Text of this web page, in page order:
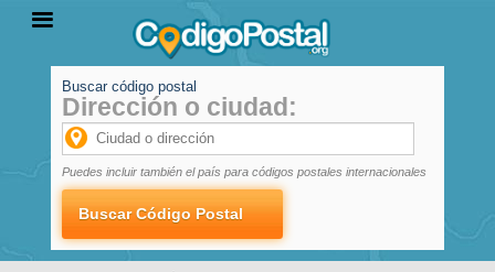
PROVINCIAS
LOCALIDADES
Buscar código postal
Dirección o ciudad:
Puedes incluir también el país para códigos postales internacionales